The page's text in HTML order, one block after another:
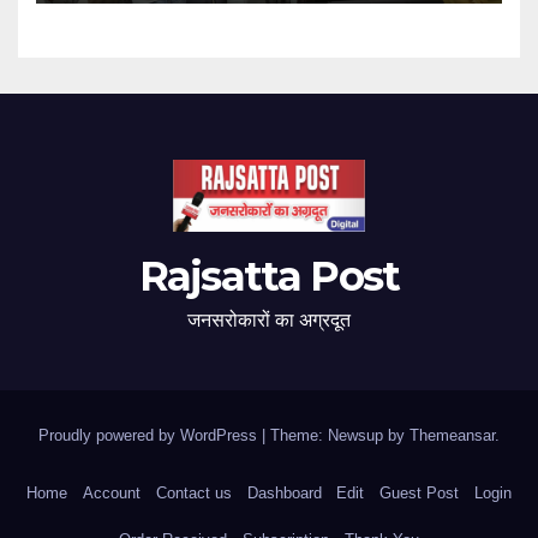
Rajsatta Post
जनसरोकारों का अग्रदूत
Proudly powered by WordPress Theme: Newsup by Themeansar.
Home Account Contact us Dashboard Edit Guest Post Login